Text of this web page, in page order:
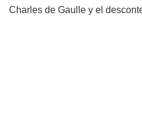
Charles de Gaulle y el